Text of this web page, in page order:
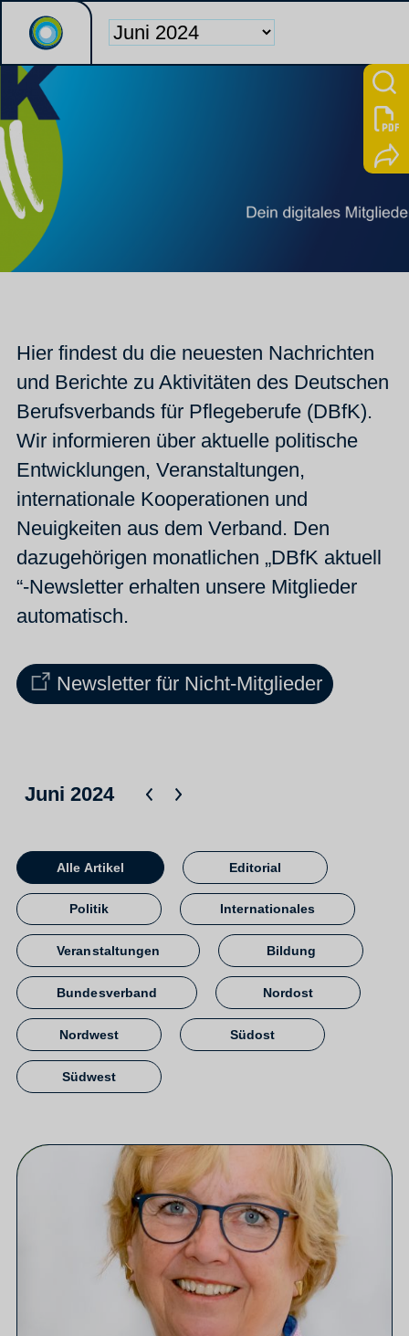
Hier findest du die neuesten Nachrichten
und Berichte zu Aktivitäten des Deutschen
Berufsverbands für Pflegeberufe (DBfK).
Wir informieren über aktuelle politische
Entwicklungen, Veranstaltungen,
internationale Kooperationen und
Neuigkeiten aus dem Verband. Den
dazugehörigen monatlichen „DBfK aktuell
“-Newsletter erhalten unsere Mitglieder
automatisch.
Newsletter für Nicht-Mitglieder
Juni 2024
Alle Artikel Editorial
Politik Internationales
Veranstaltungen Bildung
Bundesverband Nordost
Nordwest Südost
Südwest